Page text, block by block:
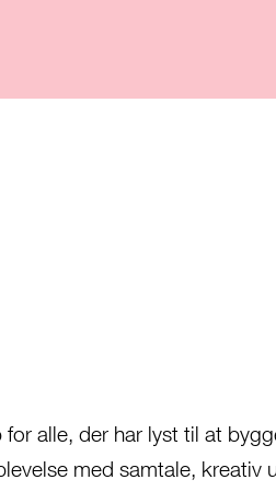
alle, der har lyst til at
med samtale,